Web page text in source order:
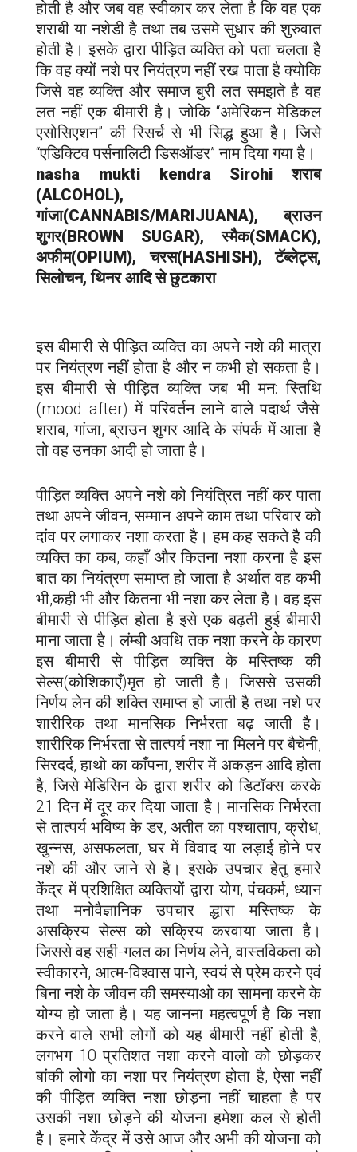
होती है और जब वह स्वीकार कर लेता है कि वह एक
शराबी या नशेडी है तथा तब उसमे सुधार की शुरुवात
होती है। इसके द्वारा पीड़ित व्यक्ति को पता चलता है
कि वह क्यों नशे पर नियंत्रण नहीं रख पाता है क्योकि
जिसे वह व्यक्ति और समाज बुरी लत समझते है वह
लत नहीं एक बीमारी है। जोकि “अमेरिकन मेडिकल
एसोसिएशन” की रिसर्च से भी सिद्ध हुआ है। जिसे
“एडिक्टिव पर्सनालिटी डिसऑडर” नाम दिया गया है।
nasha mukti kendra Sirohiशराब
(ALCOHOL),
गांजा(CANNABIS/MARIJUANA), ब्राउन
शुगर(BROWN SUGAR), स्मैक(SMACK),
अफीम(OPIUM), चरस(HASHISH), टॅब्लेट्स,
सिलोचन, थिनर आदि से छुटकारा
इस बीमारी से पीड़ित व्यक्ति का अपने नशे की मात्रा
पर नियंत्रण नहीं होता है और न कभी हो सकता है।
इस बीमारी से पीड़ित व्यक्ति जब भी मन: स्तिथि
(mood after) में परिवर्तन लाने वाले पदार्थ जैसे:
शराब, गांजा, ब्राउन शुगर आदि के संपर्क में आता है
तो वह उनका आदी हो जाता है।
पीड़ित व्यक्ति अपने नशे को नियंत्रित नहीं कर पाता
तथा अपने जीवन, सम्मान अपने काम तथा परिवार को
दांव पर लगाकर नशा करता है। हम कह सकते है की
व्यक्ति का कब, कहाँ और कितना नशा करना है इस
बात का नियंत्रण समाप्त हो जाता है अर्थात वह कभी
भी,कही भी और कितना भी नशा कर लेता है। वह इस
बीमारी से पीड़ित होता है इसे एक बढ़ती हुई बीमारी
माना जाता है। लंम्बी अवधि तक नशा करने के कारण
इस बीमारी से पीड़ित व्यक्ति के मस्तिष्क की
सेल्स(कोशिकाएँ)मृत हो जाती है। जिससे उसकी
निर्णय लेन की शक्ति समाप्त हो जाती है तथा नशे पर
शारीरिक तथा मानसिक निर्भरता बढ़ जाती है।
शारीरिक निर्भरता से तात्पर्य नशा ना मिलने पर बैचेनी,
सिरदर्द, हाथो का काँपना, शरीर में अकड़न आदि होता
है, जिसे मेडिसिन के द्वारा शरीर को डिटॉक्स करके
21 दिन में दूर कर दिया जाता है। मानसिक निर्भरता
से तात्पर्य भविष्य के डर, अतीत का पश्चाताप, क्रोध,
खुन्नस, असफलता, घर में विवाद या लड़ाई होने पर
नशे की और जाने से है। इसके उपचार हेतु हमारे
केंद्र में प्रशिक्षित व्यक्तियों द्वारा योग, पंचकर्म, ध्यान
तथा मनोवैज्ञानिक उपचार द्धारा मस्तिष्क के
असक्रिय सेल्स को सक्रिय करवाया जाता है।
जिससे वह सही-गलत का निर्णय लेने, वास्तविकता को
स्वीकारने, आत्म-विश्वास पाने, स्वयं से प्रेम करने एवं
बिना नशे के जीवन की समस्याओ का सामना करने के
योग्य हो जाता है। यह जानना महत्वपूर्ण है कि नशा
करने वाले सभी लोगों को यह बीमारी नहीं होती है,
लगभग 10 प्रतिशत नशा करने वालो को छोड़कर
बांकी लोगो का नशा पर नियंत्रण होता है, ऐसा नहीं
की पीड़ित व्यक्ति नशा छोड़ना नहीं चाहता है पर
उसकी नशा छोड़ने की योजना हमेशा कल से होती
है। हमारे केंद्र में उसे आज और अभी की योजना को